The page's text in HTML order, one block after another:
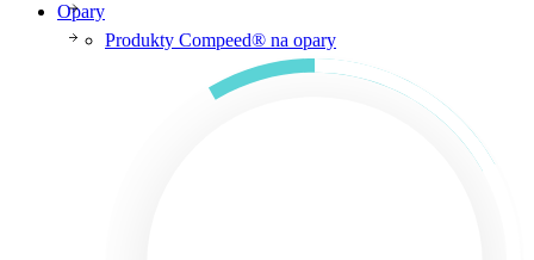
Opary
Produkty Compeed® na opary